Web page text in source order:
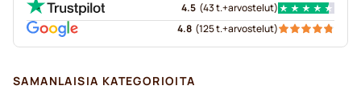
4.5 (43 t.+arvostelut)
4.8 (125 t.+arvostelut)
SAMANLAISIA KATEGORIOITA